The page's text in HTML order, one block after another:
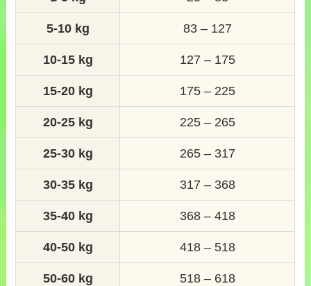
5-10 kg 83 – 127
10-15 kg 127 – 175
15-20 kg 175 – 225
20-25 kg 225 – 265
25-30 kg 265 – 317
30-35 kg 317 – 368
35-40 kg 368 – 418
40-50 kg 418 – 518
50-60 kg 518 – 618